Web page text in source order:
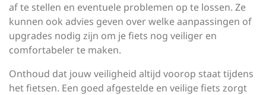
af te stellen en eventuele problemen op te lossen. Ze
kunnen ook advies geven over welke aanpassingen of
upgrades nodig zijn om je fiets nog veiliger en
comfortabeler te maken.
Onthoud dat jouw veiligheid altijd voorop staat tijdens
het fietsen. Een goed afgestelde en veilige fiets zorgt